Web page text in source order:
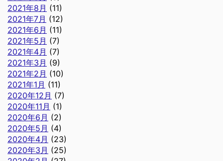
2021年8月 (11)
2021年7月 (12)
2021年6月 (11)
2021年5月 (7)
2021年4月 (7)
2021年3月 (9)
2021年2月 (10)
2021年1月 (11)
2020年12月 (7)
2020年11月 (1)
2020年6月 (2)
2020年5月 (4)
2020年4月 (23)
2020年3月 (25)